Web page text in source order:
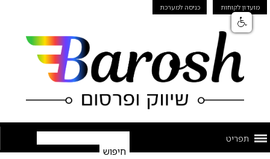
מועדון לקוחות כניסה למערכת
תפריט